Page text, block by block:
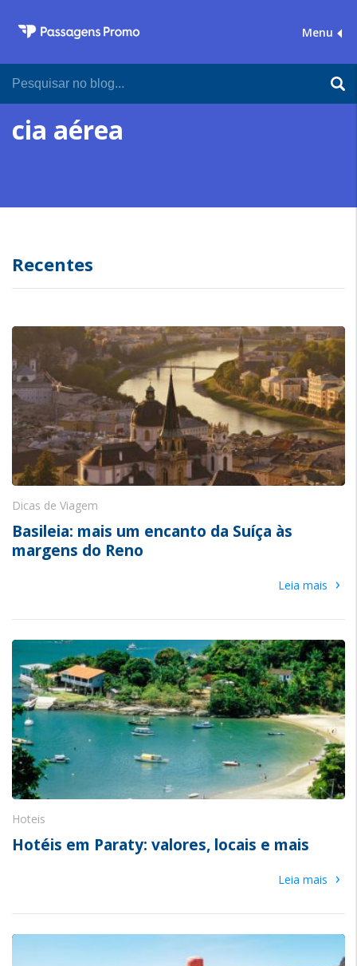
Menu
cia aérea
Recentes
Dicas de Viagem
Basileia: mais um encanto da Suíça às
margens do Reno
Leia mais ›
Hoteis
Hotéis em Paraty: valores, locais e mais
Leia mais ›